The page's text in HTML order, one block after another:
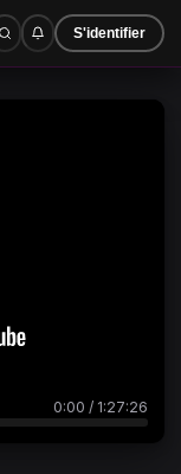
S'identifier
0:00 / 1:27:26